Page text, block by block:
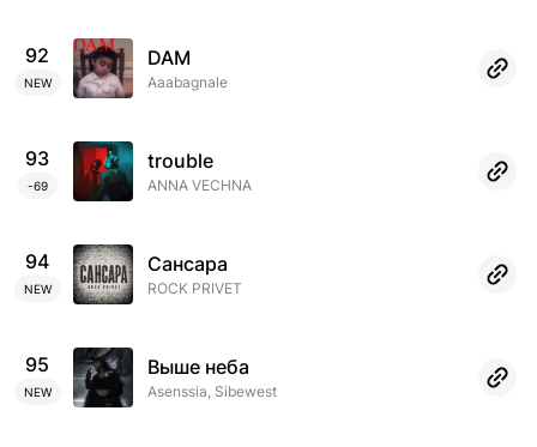
92
NEW
DAM
Aaabagnale
93
-69
trouble
ANNA VECHNA
94
NEW
Сансара
ROCK PRIVET
95
NEW
Выше неба
Asenssia, Sibewest